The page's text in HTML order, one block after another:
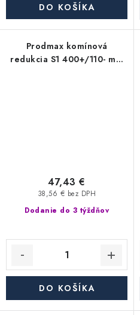
DO KOŠÍKA
Prodmax komínová
redukcia S1 400+/110- mm
Dodanie do 3 týždňov
38,56 € bez DPH
47,43 €
DO KOŠÍKA